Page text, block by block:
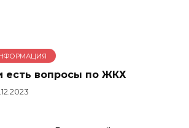
есть вопросы по ЖКХ